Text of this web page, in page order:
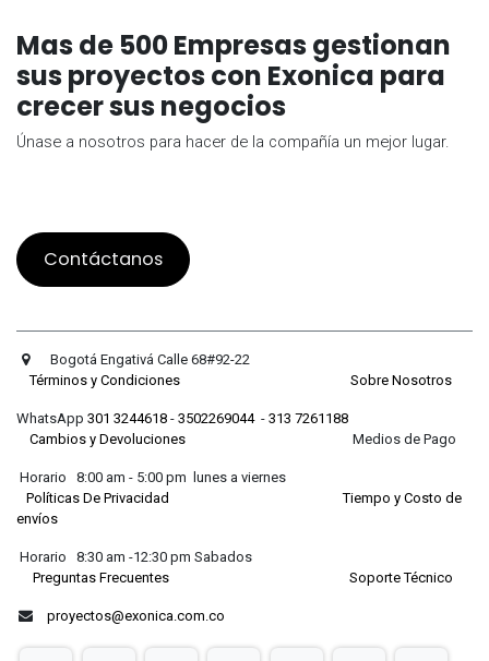
Mas de 500 Empresas gestionan
sus proyectos con Exonica para
crecer sus negocios
Únase a nosotros para hacer de la compañía un mejor lugar.
Contáctanos
Bogotá Engativá Calle 68#92-22
Términos y Condiciones
Sobre Nosotros
WhatsApp 301 3244618 - 3502269044- 313 7261188
Cambios y Devoluciones Medios de Pago
Horario 8:00 am - 5:00 pm lunes a viernes
Políticas De Privacidad
Tiempo y Costo de
envíos
Horario 8:30 am -12:30 pm Sabados
Preguntas Frecuentes
Soporte Técnico
proyectos@exonica.com.co